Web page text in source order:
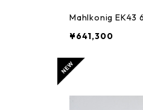
¥641,300